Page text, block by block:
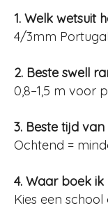
1. Welk wetsuit
4/3mm
2. Beste swell
0,8–1,5 m voor
3. Beste tijd
Ochtend =
4. Waar boek
Kies een